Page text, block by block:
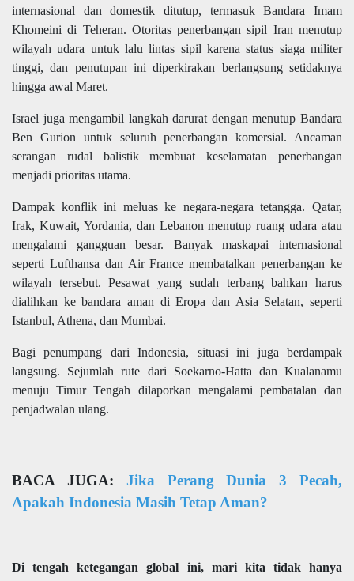
internasional dan domestik ditutup, termasuk Bandara Imam
Khomeini di Teheran. Otoritas penerbangan sipil Iran menutup
wilayah udara untuk lalu lintas sipil karena status siaga militer
tinggi, dan penutupan ini diperkirakan berlangsung setidaknya
hingga awal Maret.
Israel juga mengambil langkah darurat dengan menutup Bandara
Ben Gurion untuk seluruh penerbangan komersial. Ancaman
serangan rudal balistik membuat keselamatan penerbangan
menjadi prioritas utama.
Dampak konflik ini meluas ke negara-negara tetangga. Qatar,
Irak, Kuwait, Yordania, dan Lebanon menutup ruang udara atau
mengalami gangguan besar. Banyak maskapai internasional
seperti Lufthansa dan Air France membatalkan penerbangan ke
wilayah tersebut. Pesawat yang sudah terbang bahkan harus
dialihkan ke bandara aman di Eropa dan Asia Selatan, seperti
Istanbul, Athena, dan Mumbai.
Bagi penumpang dari Indonesia, situasi ini juga berdampak
langsung. Sejumlah rute dari Soekarno-Hatta dan Kualanamu
menuju Timur Tengah dilaporkan mengalami pembatalan dan
penjadwalan ulang.
BACA JUGA: Jika Perang Dunia 3 Pecah,
Apakah Indonesia Masih Tetap Aman?
Di tengah ketegangan global ini, mari kita tidak hanya